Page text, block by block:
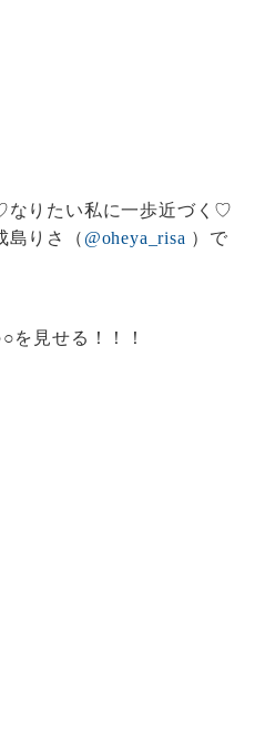
なりたい私に一歩近づく♡
島りさ（ @oheya_risa ）で
を見せる！！！